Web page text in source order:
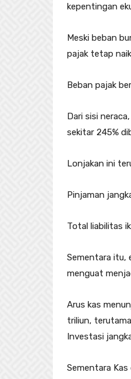
kepentingan
Meski beban
pajak tetap
Beban pajak
Dari sisi
sekitar 245%
Lonjakan ini
Pinjaman
Total liabilitas
Sementara itu,
menguat
Arus kas
triliun,
Investasi
Sementara Kas